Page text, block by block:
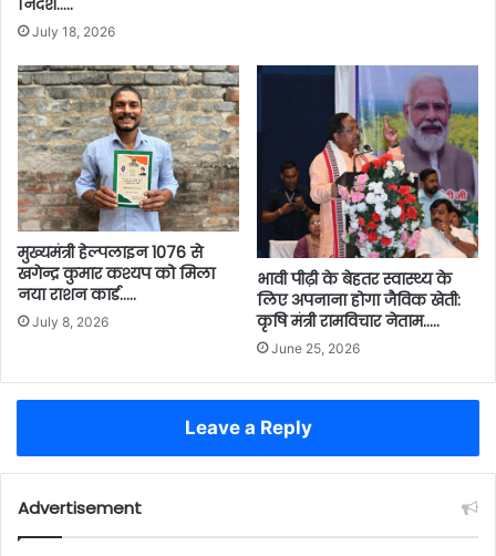
July 18, 2026
मुख्यमंत्री हेल्पलाइन 1076 से
खगेन्द्र कुमार कश्यप को मिला
नया राशन कार्ड…..
July 8, 2026
भावी पीढ़ी के बेहतर स्वास्थ्य के
लिए अपनाना होगा जैविक खेती:
कृषि मंत्री रामविचार नेताम…..
June 25, 2026
Leave a Reply
Advertisement